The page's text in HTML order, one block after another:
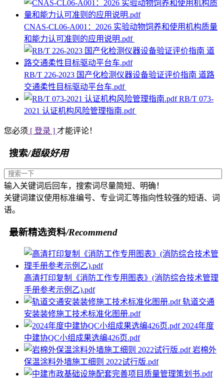
CNAS-CL06-A001：2026 实验动物饲养和使用机构质量
和能力认可准则的应用说明.pdf
RB/T 226-2023 国产化检测仪器设备验证评价指南 道路
交通柔性目标驱动平台车.pdf
RB/T 073-
2021 认证机构风险管理指南.pdf
您必须 [ 登录 ] 才能评论！
搜索/超级好用
输入关键词后回车，搜索词尽量简短、明确！
关键词建议使用标准编号、专业词汇等指向性较强的短语、词
语。
最新精选资料/Recommend
高清打印复制《消防工作专用图表》(消防综合技术管理
手册参考示例乙).pdf
轨道交通
安装装修施工技术标准化图册.pdf
2024年度
中建协QC小组成果选编426页.pdf
岩棉外
保温涂料外墙施工细则 2022试行版.pdf